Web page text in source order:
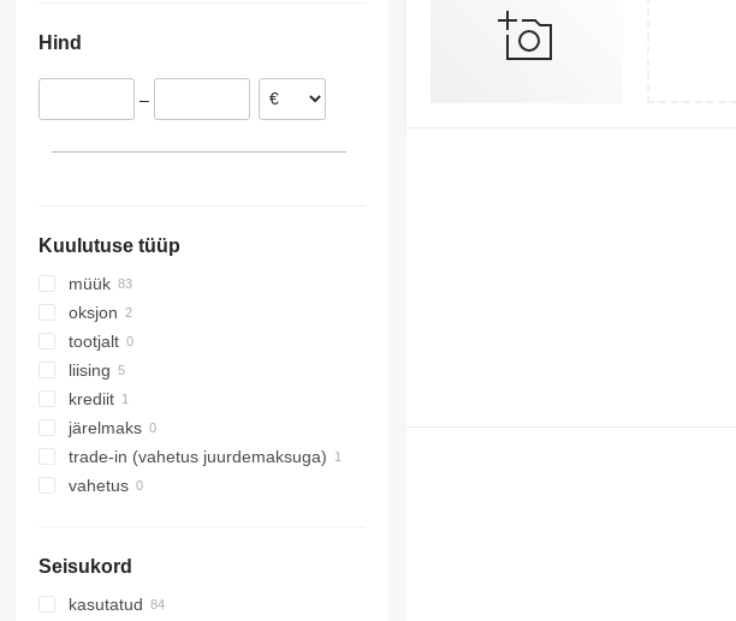
Prantsusmaa
Belgia
Hind
–
Kuulutuse tüüp
müük
oksjon
tootjalt
liising
krediit
järelmaks
trade-in (vahetus juurdemaksuga)
vahetus
Seisukord
kasutatud